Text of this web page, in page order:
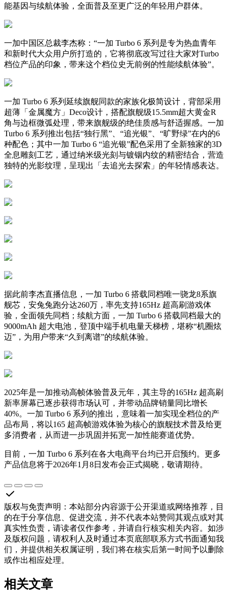
能基因与续航体验，全面普及至更广泛的年轻用户群体。
一加中国区总裁李杰称：“一加 Turbo 6 系列是专为热血青年
和新时代大众用户所打造的，它将彻底改写过往大家对Turbo
档位产品的印象，带来这个档位史无前例的性能续航体验”。
一加 Turbo 6 系列延续旗舰同款的家族化极简设计，背部采用
超薄「金属魔方」Deco设计，搭配旗舰级15.5mm超大黄金R
角与边框微弧处理，带来旗舰级的绝佳质感与舒适握感。一加
Turbo 6 系列推出包括“独行黑”、“追光银”、“旷野绿”在内的6
种配色；其中一加 Turbo 6 “追光银”配色采用了全新独家的3D
全息雕刻工艺，通过纳米级光刻与镀铟内纹的精密结合，营造
独特的光影纹理，呈现出「去追光去探索」的年轻情感表达。
据此前李杰直播信息，一加 Turbo 6 搭载同档唯一骁龙8系旗
舰芯，安兔兔跑分达260万，率先支持165Hz 超高刷游戏体
验，全面领先同档；续航方面，一加 Turbo 6 搭载同档最大的
9000mAh 超大电池，登顶中端手机电量天梯榜，堪称“机圈炫
迈”，为用户带来“久到离谱”的续航体验。
2025年是一加推动高帧体验普及元年，其主导的165Hz 超高刷
新率屏幕已逐步获得市场认可，并带动品牌销量同比增长
40%。一加 Turbo 6 系列的推出，意味着一加实现全档位的产
品布局，将以165 超高帧游戏体验为核心的旗舰技术普及给更
多消费者，从而进一步巩固并拓宽一加性能赛道优势。
目前，一加 Turbo 6 系列在各大电商平台均已开启预约。更多
产品信息将于2026年1月8日发布会正式揭晓，敬请期待。
版权与免责声明 ： 本站部分内容源于公开渠道或网络推荐，目
的在于分享信息、促进交流，并不代表本站赞同其观点或对其
真实性负责，请读者仅作参考，并请自行核实相关内容。如涉
及版权问题，请权利人及时通过本页底部联系方式书面通知我
们，并提供相关权属证明，我们将在核实后第一时间予以删除
或作出相应处理。
相关文章